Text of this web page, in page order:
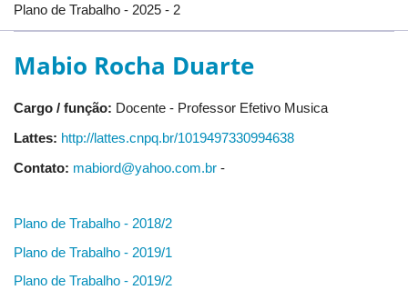
Plano de Trabalho - 2025 - 2
Mabio Rocha Duarte
Cargo / função: Docente - Professor Efetivo Musica
Lattes: http://lattes.cnpq.br/1019497330994638
Contato: mabiord@yahoo.com.br -
Plano de Trabalho - 2018/2
Plano de Trabalho - 2019/1
Plano de Trabalho - 2019/2